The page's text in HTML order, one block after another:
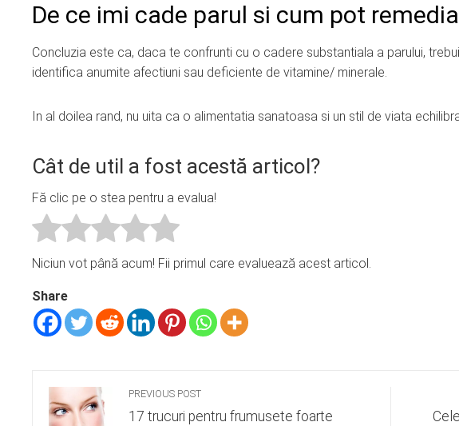
De ce imi cade parul si cum pot
Concluzia este ca, daca te confrunti cu o cadere substantiala a parului,
identifica anumite afectiuni sau deficiente de vitamine/ minerale.
In al doilea rand, nu uita ca o alimentatia sanatoasa si un stil de viata
Cât de util a fost acestă articol?
Fă clic pe o stea pentru a evalua!
Niciun vot până acum! Fii primul care evaluează acest articol.
Share
PREVIOUS POST
17 trucuri pentru frumusete foarte